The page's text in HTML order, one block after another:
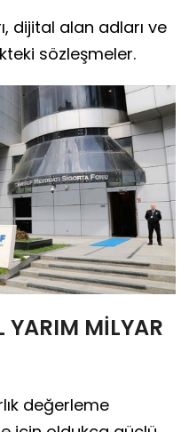
dijital alan adları ve
sözleşmeler.
YARIM MİLYAR
değerleme